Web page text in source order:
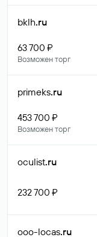
bklh.ru
63 700 ₽
Возможен торг
primeks.ru
453 700 ₽
Возможен торг
oculist.ru
232 700 ₽
ooo-locas.ru